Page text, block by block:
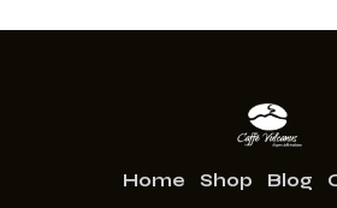
Home Shop Blog